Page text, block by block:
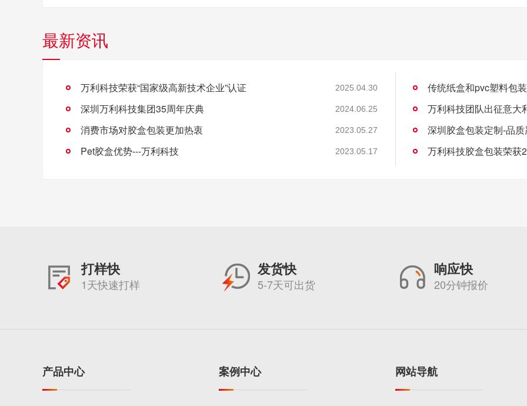
最新资讯
万利科技荣获“国家级高新技术企业”认证 2025.04.30
深圳万利科技集团35周年庆典 2024.06.25
消费市场对胶盒包装更加热衷 2023.05.27
Pet胶盒优势---万利科技 2023.05.17
传统纸盒和pvc塑料包
万利科技团队出征意大
深圳胶盒包装定制-品
万利科技胶盒包装荣获
打样快
1天快速打样
发货快
5-7天可出货
响应快
20分钟报价
产品中心 案例中心 网站导航